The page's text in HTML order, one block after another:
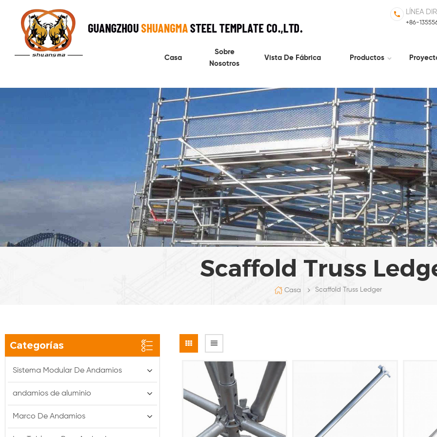
LÍNEA
+86-
Casa
Sobre
Nosotros
Vista De Fábrica Productos
Scaffold Truss
Casa Scaffold Truss Ledger
Categorías
Sistema Modular De Andamios
andamios de aluminio
Marco De Andamios